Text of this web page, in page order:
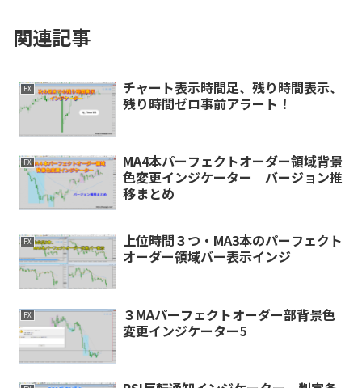
関連記事
FX
チャート表示時間足、残り時間表示、
残り時間ゼロ事前アラート！
FX
MA4本パーフェクトオーダー領域背景
色変更インジケーター｜バージョン推
移まとめ
FX
上位時間３つ・MA3本のパーフェクト
オーダー領域バー表示インジ
FX
３MAパーフェクトオーダー部背景色
変更インジケーター5